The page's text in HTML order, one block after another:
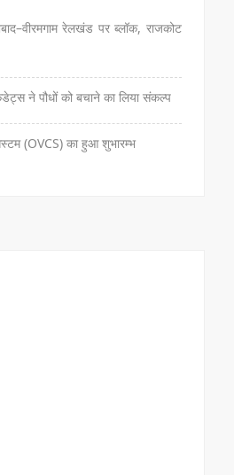
रेलखंड पर ब्लॉक, राजकोट
ने पौधों को बचाने का लिया संकल्प
(OVCS) का हुआ शुभारम्भ